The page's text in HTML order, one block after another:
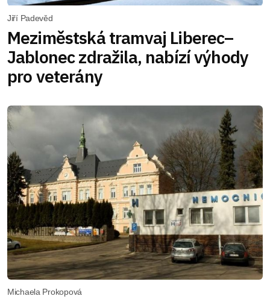
Jiří Padevěd
Meziměstská tramvaj Liberec–
Jablonec zdražila, nabízí výhody
pro veterány
Michaela Prokopová